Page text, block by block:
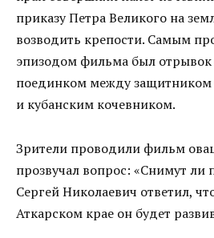
приказу Петра Великого на
возводить крепости. Самым
эпизодом фильма был
поединком между защитником
и кубанским кочевником.
Зрители проводили фильм
прозвучал вопрос: «Снимут ли
Сергей Николаевич ответил,
Аткарском крае он будет